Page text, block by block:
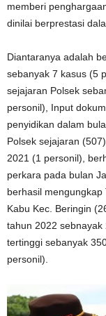
memberi
dinilai berprestasi
Diantaranya adalah
sebanyak 7 kasus (5
sejajaran Polsek
personil), Input
penyidikan dalam
Polsek sejajaran
2021 (1 personil),
perkara pada bulan
berhasil
Kabu Kec. Beringin
tahun 2022
tertinggi sebanyak
personil).